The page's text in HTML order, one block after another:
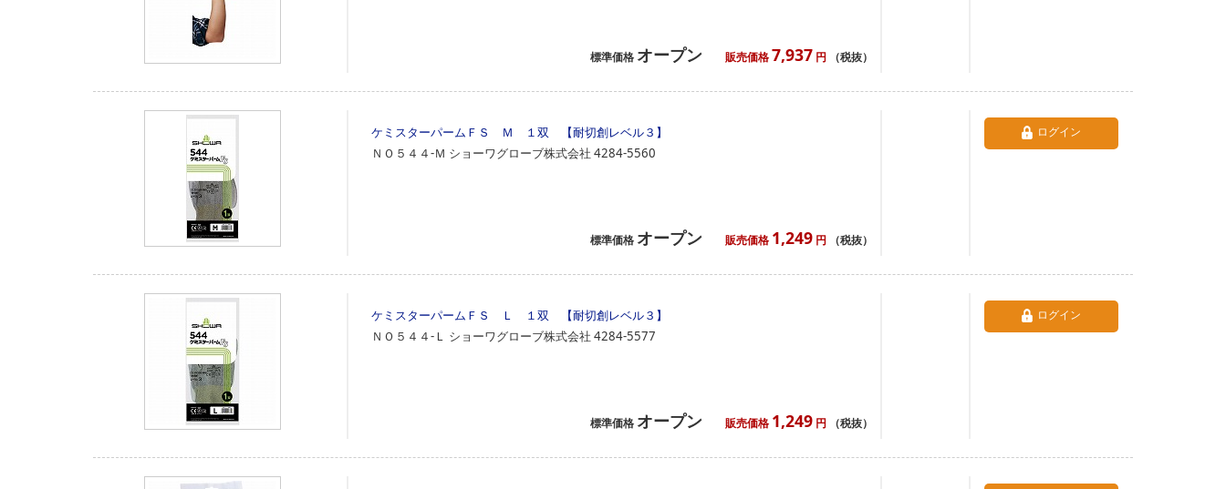
標準価格 オープン 販売価格 7,937 円 （税抜）
ケミスターパームＦＳ Ｍ １双 【耐切創レベル３】
ＮＯ５４４‐Ｍ ショーワグローブ株式会社 4284-5560
標準価格 オープン 販売価格 1,249 円 （税抜）
ログイン
ケミスターパームＦＳ Ｌ １双 【耐切創レベル３】
ＮＯ５４４‐Ｌ ショーワグローブ株式会社 4284-5577
標準価格 オープン 販売価格 1,249 円 （税抜）
ログイン